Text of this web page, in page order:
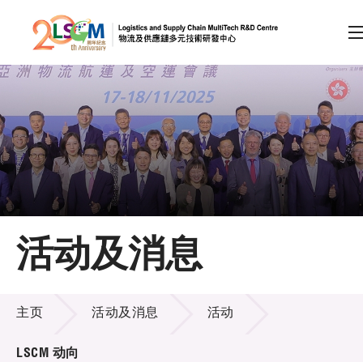
跳到内容（按回车键）
会员登录
A A EN 繁 简
主页
关于LSCM
技术商品化
项目及资助计划
活动及消息
活动及消息
主页 活动及消息 活动
LSCM 动向